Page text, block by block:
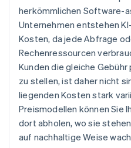
herkömmlichen Software-
Unternehmen entstehen
Kosten, da jede Abfrage
Rechenressourcen
Kunden die gleiche
zu stellen, ist daher nicht
liegenden Kosten stark
Preismodellen können Sie
dort abholen, wo sie
auf nachhaltige Weise